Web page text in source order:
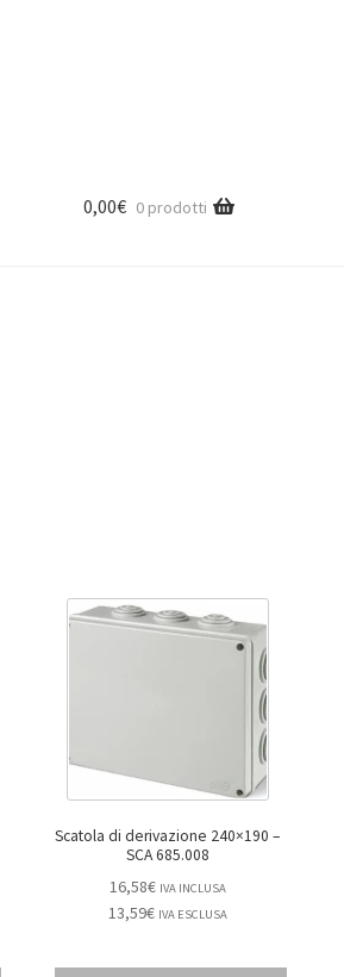
0,00€ 0 prodotti
Scatola di derivazione 240×190 –
SCA 685.008
16,58€ IVA INCLUSA
13,59€ IVA ESCLUSA